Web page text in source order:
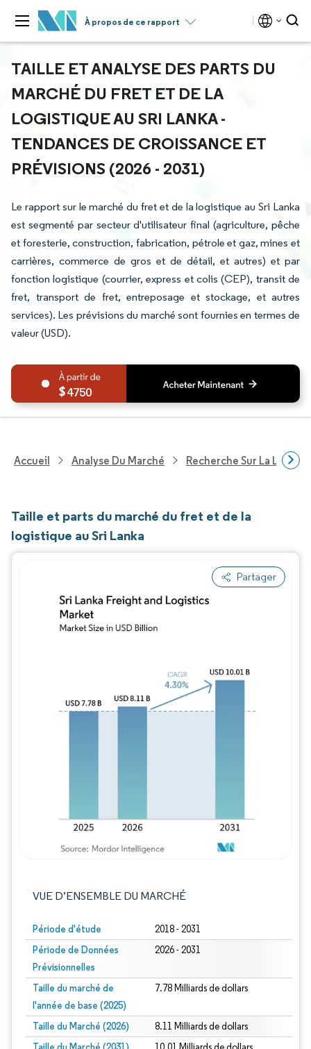
À propos de ce rapport
TAILLE ET ANALYSE DES PARTS DU
MARCHÉ DU FRET ET DE LA
LOGISTIQUE AU SRI LANKA -
TENDANCES DE CROISSANCE ET
PRÉVISIONS (2026 - 2031)
Le rapport sur le marché du fret et de la logistique au Sri Lanka
est segmenté par secteur d'utilisateur final (agriculture, pêche
et foresterie, construction, fabrication, pétrole et gaz, mines et
carrières, commerce de gros et de détail, et autres) et par
fonction logistique (courrier, express et colis (CEP), transit de
fret, transport de fret, entreposage et stockage, et autres
services). Les prévisions du marché sont fournies en termes de
valeur (USD).
4750
Accueil Analyse Du Marché Recherche Sur La
Taille et parts du marché du fret et de la
logistique au Sri Lanka
Partager
VUE D’ENSEMBLE DU MARCHÉ
Période d'étude 2018 - 2031
Période de Données
Prévisionnelles
2026 - 2031
Taille du marché de
l'année de base (2025)
7.78 Milliards de dollars
Taille du Marché (2026) 8.11 Milliards de dollars